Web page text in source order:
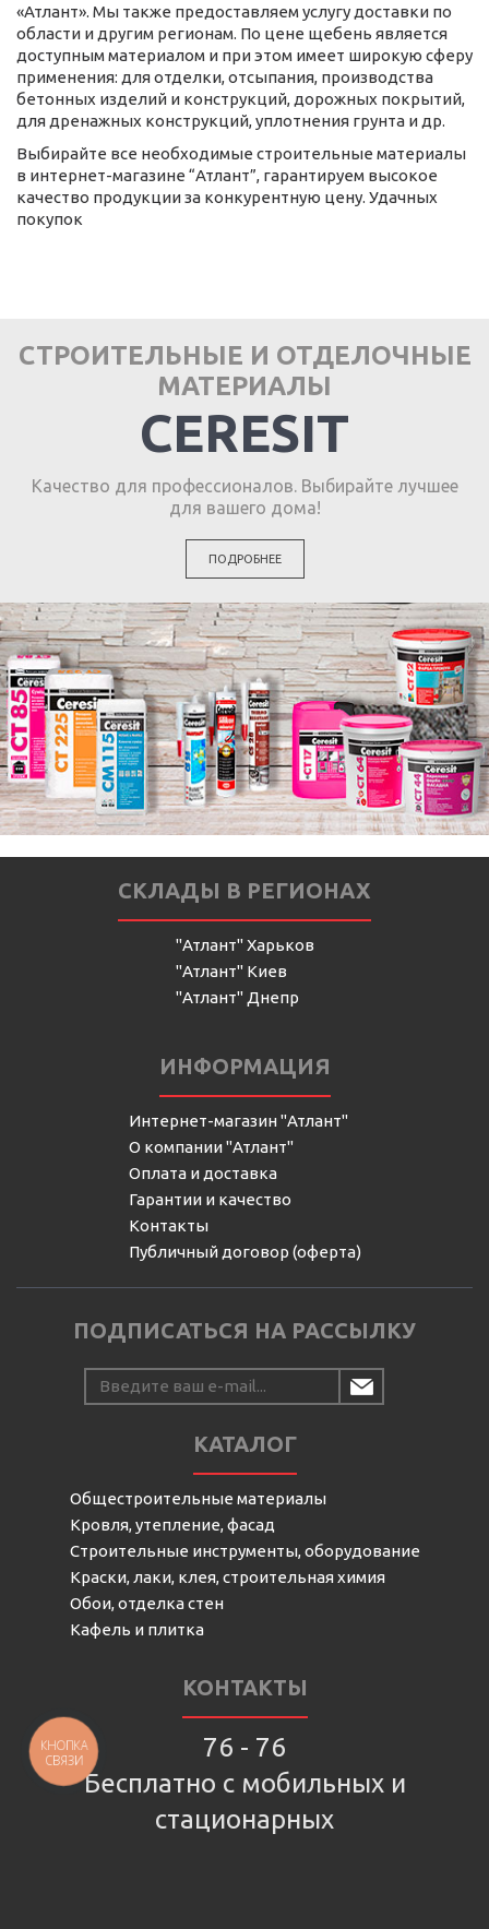
«Атлант». Мы также предоставляем услугу доставки по
области и другим регионам. По цене щебень является
доступным материалом и при этом имеет широкую сферу
применения: для отделки, отсыпания, производства
бетонных изделий и конструкций, дорожных покрытий,
для дренажных конструкций, уплотнения грунта и др.
Выбирайте все необходимые строительные материалы
в интернет-магазине “Атлант”, гарантируем высокое
качество продукции за конкурентную цену. Удачных
покупок
СТРОИТЕЛЬНЫЕ И ОТДЕЛОЧНЫЕ
МАТЕРИАЛЫ
CERESIT
Качество для профессионалов. Выбирайте лучшее
для вашего дома!
ПОДРОБНЕЕ
СКЛАДЫ В РЕГИОНАХ
"Атлант" Харьков
"Атлант" Киев
"Атлант" Днепр
ИНФОРМАЦИЯ
Интернет-магазин "Атлант"
О компании "Атлант"
Оплата и доставка
Гарантии и качество
Контакты
Публичный договор (оферта)
ПОДПИСАТЬСЯ НА РАССЫЛКУ
КАТАЛОГ
Общестроительные материалы
Кровля, утепление, фасад
Строительные инструменты, оборудование
Краски, лаки, клея, строительная химия
Обои, отделка стен
Кафель и плитка
КОНТАКТЫ
76 - 76
Бесплатно с мобильных и
стационарных
КНОПКА
СВЯЗИ